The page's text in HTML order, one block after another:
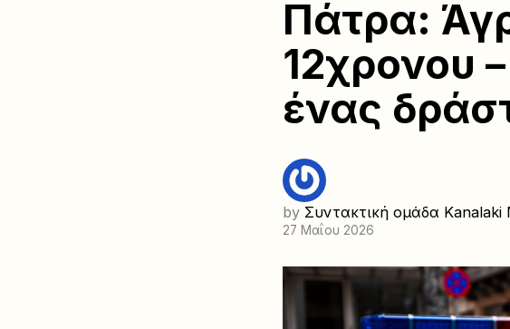
Πάτρα:
12χρονου
ένας
by Συντακτική ομάδα Kanalaki
27 Μαΐου 2026